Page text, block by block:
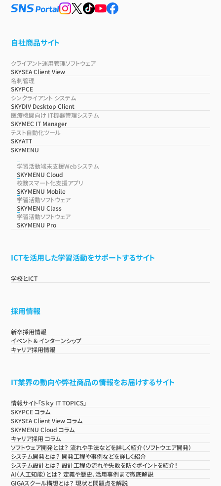
自社商品サイト
クライアント運用管理ソフトウェア
SKYSEA Client View
名刺管理
SKYPCE
シンクライアント システム
SKYDIV Desktop Client
医療機関向け IT機器管理システム
SKYMEC IT Manager
テスト自動化ツール
SKYATT
SKYMENU
学習活動端末支援Webシステム
SKYMENU Cloud
校務スマート化支援アプリ
SKYMENU Mobile
学習活動ソフトウェア
SKYMENU Class
学習活動ソフトウェア
SKYMENU Pro
ICTを活用した学習活動をサポートするサイト
学校とICT
採用情報
新卒採用情報
イベント & インターンシップ
キャリア採用情報
IT業界の動向や弊社商品の情報をお届けするサイト
情報サイト「Ｓｋｙ IT TOPICS」
SKYPCE コラム
SKYSEA Client View コラム
SKYMENU Cloud コラム
キャリア採用 コラム
ソフトウェア開発とは？ 流れや手法などを詳しく紹介（ソフトウエア開発）
システム開発とは？ 開発工程や事例などを詳しく紹介
システム設計とは？ 設計工程の流れや失敗を防ぐポイントを紹介！
AI（人工知能）とは？ 定義や歴史、活用事例まで徹底解説
GIGAスクール構想とは？ 現状と問題点を解説